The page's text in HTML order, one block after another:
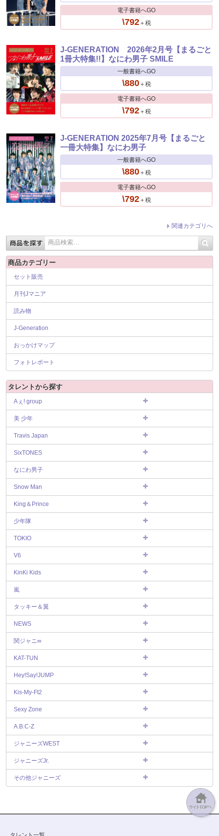
電子書籍へGO
\792＋税
J-GENERATION 2026年2月号【まるごと
1冊大特集!!】なにわ男子 SMILE
一般書籍へGO
\880＋税
電子書籍へGO
\792＋税
J-GENERATION 2025年7月号【まるごと
一冊大特集】なにわ男子
一般書籍へGO
\880＋税
電子書籍へGO
\792＋税
関連カテゴリへ
商品カテゴリー
セット販売
月刊Jマニア
読み物
J-Generation
おっかけマップ
フォトレポート
タレントから探す
Aぇ! group
美 少年
Travis Japan
SixTONES
なにわ男子
Snow Man
King＆Prince
少年隊
TOKIO
V6
KinKi Kids
嵐
タッキー＆翼
NEWS
関ジャニ∞
KAT-TUN
Hey!Say!JUMP
Kis-My-Ft2
Sexy Zone
A.B.C-Z
ジャニーズWEST
ジャニーズJr.
その他ジャニーズ